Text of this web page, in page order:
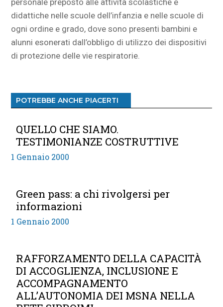
personale preposto alle attività scolastiche e
didattiche nelle scuole dell’infanzia e nelle scuole di
ogni ordine e grado, dove sono presenti bambini e
alunni esonerati dall’obbligo di utilizzo dei dispositivi
di protezione delle vie respiratorie.
POTREBBE ANCHE PIACERTI
QUELLO CHE SIAMO.
TESTIMONIANZE COSTRUTTIVE
1 Gennaio 2000
Green pass: a chi rivolgersi per
informazioni
1 Gennaio 2000
RAFFORZAMENTO DELLA CAPACITÀ
DI ACCOGLIENZA, INCLUSIONE E
ACCOMPAGNAMENTO
ALL’AUTONOMIA DEI MSNA NELLA